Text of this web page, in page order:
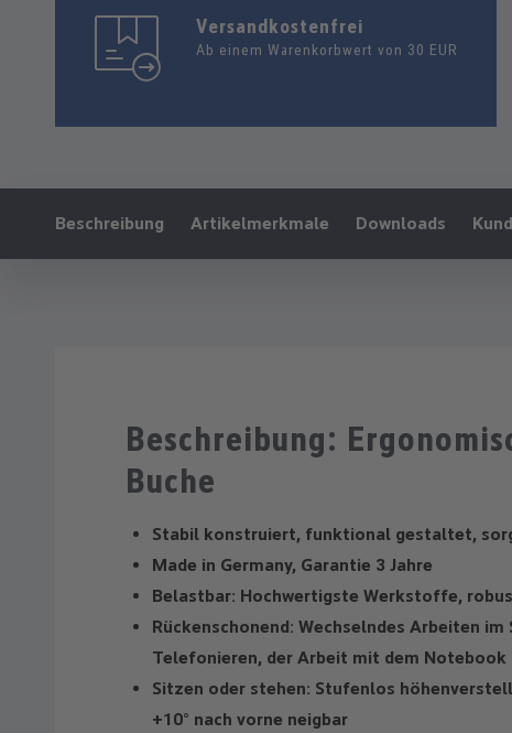
Versandkostenfrei
Ab einem Warenkorbwert von 30 EUR
Ankerlink:
Beschreibung Artikelmerkmale Downloads
Beschreibung:
Buche
Stabil konstruiert, funktional gestaltet,
Made in Germany, Garantie 3 Jahre
Belastbar: Hochwertigste Werkstoffe,
Rückenschonend: Wechselndes Arbeiten
Telefonieren, der Arbeit mit dem Notebook
Sitzen oder stehen: Stufenlos
+10° nach vorne neigbar